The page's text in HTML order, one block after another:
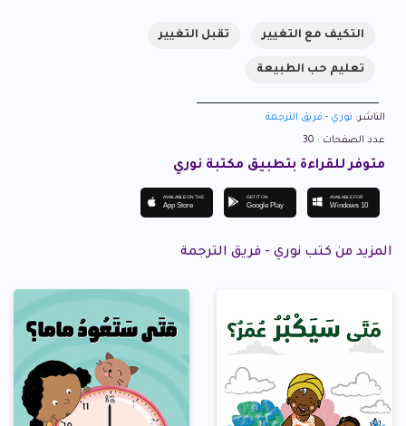
التكيف مع التغيير تقبل التغيير
تعليم حب الطبيعة
الناشر: نوري - فريق الترجمة
عدد الصفحات : 30
متوفر للقراءة بتطبيق مكتبة نوري
AVAILABLE ON THE
App Store
GET IT ON
Google Play
AVAILABLE FOR
Windows 10
المزيد من كتب نوري - فريق الترجمة